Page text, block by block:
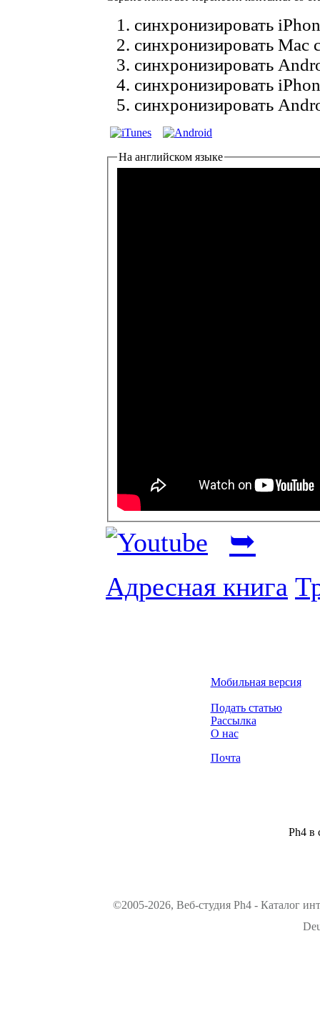
синхронизировать
синхронизировать Mac
синхронизировать
синхронизировать
синхронизировать
На английском языке
➥
Адресная книга
Мобильная версия
Подать статью
Рассылка
О нас
Почта
Ph4 в
©2005-2026, Веб-студия Ph4 - Каталог